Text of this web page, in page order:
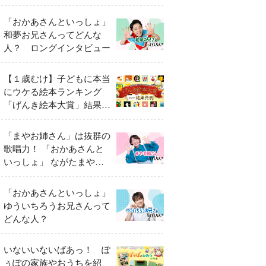
「おかあさんといっしょ」
和夢お兄さんってどんな
人？ ロングインタビュー
【１歳むけ】子どもに本当
にウケる絵本ランキング
「げんき絵本大賞」結果発
表
「まやお姉さん」は抜群の
歌唱力！ 「おかあさんと
いっしょ」 ながたまやさ
んってどんな人？
「おかあさんといっしょ」
ゆういちろうお兄さんって
どんな人？
いないいないばあっ！ ぽ
ぅぽの家族やおうちを紹